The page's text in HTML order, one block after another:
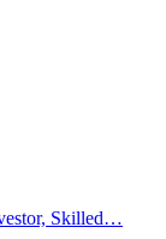
Skilled…